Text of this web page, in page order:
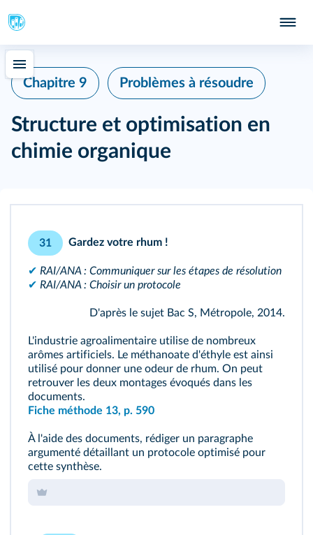
Chapitre 9 Problèmes à résoudre
Structure et optimisation en
chimie organique
31 Gardez votre rhum !
✔ RAI/ANA : Communiquer sur les étapes de résolution
✔ RAI/ANA : Choisir un protocole
D'après le sujet Bac S, Métropole, 2014.
L'industrie agroalimentaire utilise de nombreux
arômes artificiels. Le méthanoate d'éthyle est ainsi
utilisé pour donner une odeur de rhum. On peut
retrouver les deux montages évoqués dans les
documents.
Fiche méthode 13, p. 590
À l'aide des documents, rédiger un paragraphe
argumenté détaillant un protocole optimisé pour
cette synthèse.